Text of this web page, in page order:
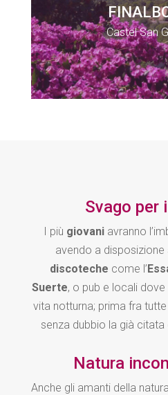
Castel San
Svago per
I più giovani avranno
avendo a
discoteche come l’
Suerte, o pub e locali
vita notturna; prima fra
senza dubbio la già citata
Natura
Anche gli amanti della